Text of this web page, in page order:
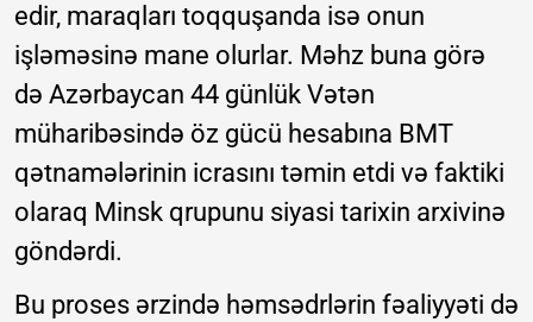
edir, maraqları toqquşanda isə onun
işləməsinə mane olurlar. Məhz buna görə
də Azərbaycan 44 günlük Vətən
müharibəsində öz gücü hesabına BMT
qətnamələrinin icrasını təmin etdi və faktiki
olaraq Minsk qrupunu siyasi tarixin arxivinə
göndərdi.
Bu proses ərzində həmsədrlərin fəaliyyəti də